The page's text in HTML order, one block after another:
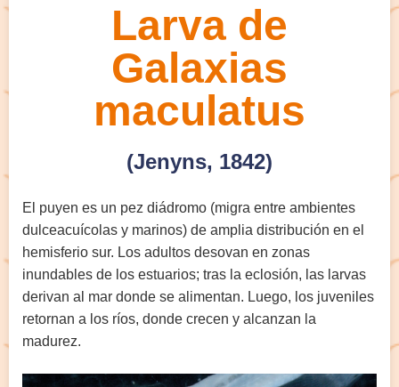
Larva de
Galaxias
maculatus
(Jenyns, 1842)
El puyen es un pez diádromo (migra entre ambientes
dulceacuícolas y marinos) de amplia distribución en el
hemisferio sur. Los adultos desovan en zonas
inundables de los estuarios; tras la eclosión, las larvas
derivan al mar donde se alimentan. Luego, los juveniles
retornan a los ríos, donde crecen y alcanzan la
madurez.